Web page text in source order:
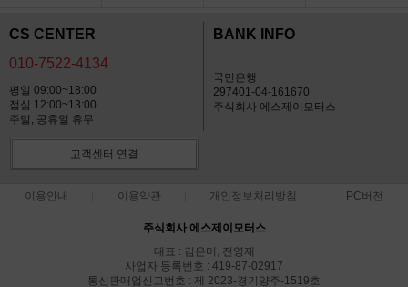
CS CENTER
010-7522-4134
평일 09:00~18:00
점심 12:00~13:00
주말, 공휴일 휴무
BANK INFO
국민은행
297401-04-161670
주식회사 에스제이모터스
고객센터 연결
이용안내 이용약관 개인정보처리방침 PC버전
주식회사 에스제이모터스
대표 : 김은미, 전영재
사업자 등록번호 : 419-87-02917
통신판매업신고번호 : 제 2023-경기양주-1519호